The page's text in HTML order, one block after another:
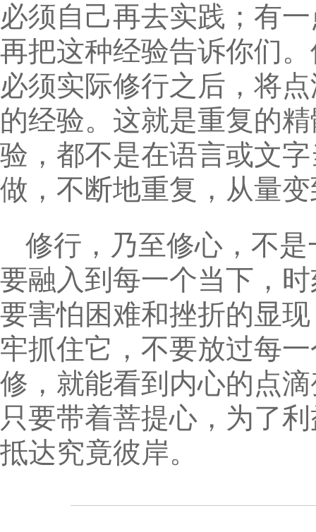
必须自己再去实践；有
再把这种经验告诉你们
必须实际修行之后，将
的经验。这就是重复的
验，都不是在语言或文
做，不断地重复，从量
修行，乃至修心，不
要融入到每一个当下，
要害怕困难和挫折的显
牢抓住它，不要放过每
修，就能看到内心的点
只要带着菩提心，为了
抵达究竟彼岸。